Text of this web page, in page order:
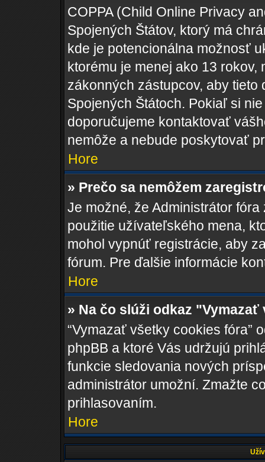
COPPA (Child Online Privacy
Spojených Štátov, ktorý má
kde je potencionálna možnosť
ktorému je menej ako 13
zákonných zástupcov, aby tieto
Spojených Štátoch. Pokiaľ si
doporučujeme kontaktovať
nemôže a nebude poskytovať
Hore
» Prečo sa nemôžem
Je možné, že Administrátor
použitie užívateľského mena,
mohol vypnúť registrácie, aby
fórum. Pre ďalšie informácie
Hore
» Na čo slúži odkaz
“Vymazať všetky cookies fóra”
phpBB a ktoré Vás udržujú
funkcie sledovania nových
administrátor umožní. Zmažte
prihlasovaním.
Hore